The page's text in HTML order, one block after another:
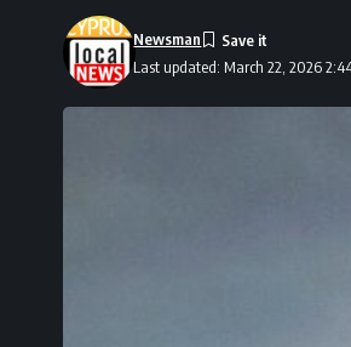
Last updated: March 22, 2026
Newsman